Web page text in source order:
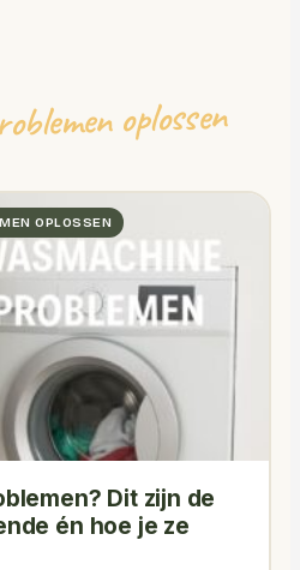
oplossen
OPLOSSEN
Dit zijn de
én hoe je ze